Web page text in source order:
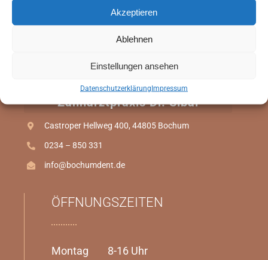
Akzeptieren
Ablehnen
Einstellungen ansehen
DatenschutzerklärungImpressum
Zahnarztpraxis Dr. Sibai
Castroper Hellweg 400, 44805 Bochum
0234 – 850 331
info@bochumdent.de
ÖFFNUNGSZEITEN
Montag 8-16 Uhr
Anamnesebogen